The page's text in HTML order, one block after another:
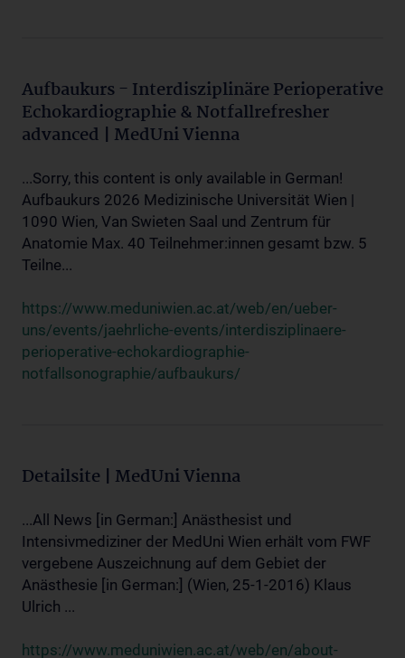
Aufbaukurs - Interdisziplinäre Perioperative
Echokardiographie & Notfallrefresher
advanced | MedUni Vienna
...Sorry, this content is only available in German!
Aufbaukurs 2026 Medizinische Universität Wien |
1090 Wien, Van Swieten Saal und Zentrum für
Anatomie Max. 40 Teilnehmer:innen gesamt bzw. 5
Teilne...
https://www.meduniwien.ac.at/web/en/ueber-
uns/events/jaehrliche-events/interdisziplinaere-
perioperative-echokardiographie-
notfallsonographie/aufbaukurs/
Detailsite | MedUni Vienna
...All News [in German:] Anästhesist und
Intensivmediziner der MedUni Wien erhält vom FWF
vergebene Auszeichnung auf dem Gebiet der
Anästhesie [in German:] (Wien, 25-1-2016) Klaus
Ulrich ...
https://www.meduniwien.ac.at/web/en/about-